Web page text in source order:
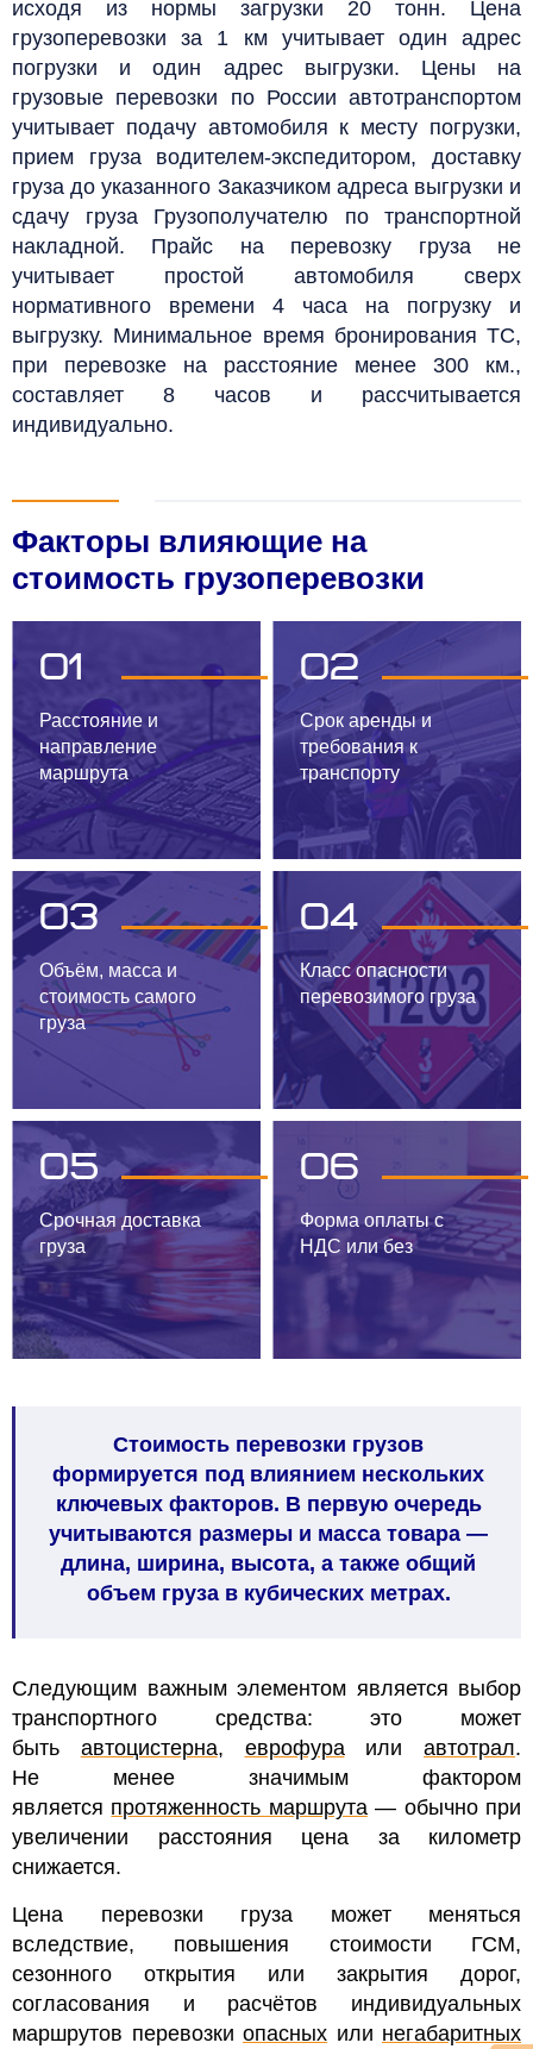
исходя из нормы загрузки 20 тонн. Цена
грузоперевозки за 1 км учитывает один адрес
погрузки и один адрес выгрузки. Цены на
грузовые перевозки по России автотранспортом
учитывает подачу автомобиля к месту погрузки,
прием груза водителем-экспедитором, доставку
груза до указанного Заказчиком адреса выгрузки и
сдачу груза Грузополучателю по транспортной
накладной. Прайс на перевозку груза не
учитывает простой автомобиля сверх
нормативного времени 4 часа на погрузку и
выгрузку. Минимальное время бронирования ТС,
при перевозке на расстояние менее 300 км.,
составляет 8 часов и рассчитывается
индивидуально.
Факторы влияющие на
стоимость грузоперевозки
01
Расстояние и
направление
маршрута
02
Срок аренды и
требования к
транспорту
03
Объём, масса и
стоимость самого
груза
04
Класс опасности
перевозимого груза
05
Срочная доставка
груза
06
Форма оплаты с
НДС или без
Стоимость перевозки грузов
формируется под влиянием нескольких
ключевых факторов. В первую очередь
учитываются размеры и масса товара —
длина, ширина, высота, а также общий
объем груза в кубических метрах.
Следующим важным элементом является выбор
транспортного средства: это может
быть автоцистерна, еврофураили автотрал.
Не менее значимым фактором
является протяженность маршрута— обычно при
увеличении расстояния цена за километр
снижается.
Цена перевозки груза может меняться
вследствие, повышения стоимости ГСМ,
сезонного открытия или закрытия дорог,
согласования и расчётов индивидуальных
маршрутов перевозки опасных или негабаритных